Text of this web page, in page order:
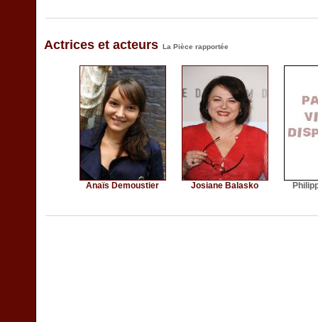
Actrices et acteurs La Pièce rapportée
Anaïs Demoustier Josiane Balasko